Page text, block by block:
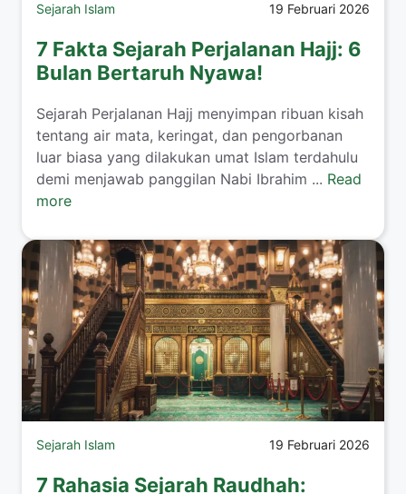
Sejarah Islam 19 Februari 2026
7 Fakta Sejarah Perjalanan Hajj: 6
Bulan Bertaruh Nyawa!
Sejarah Perjalanan Hajj menyimpan ribuan kisah
tentang air mata, keringat, dan pengorbanan
luar biasa yang dilakukan umat Islam terdahulu
demi menjawab panggilan Nabi Ibrahim ... Read
more
Sejarah Islam 19 Februari 2026
7 Rahasia Sejarah Raudhah: